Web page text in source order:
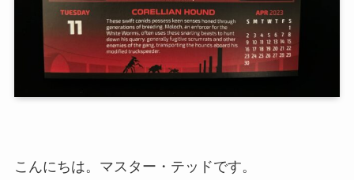
こんにちは。マスター・テッドです。